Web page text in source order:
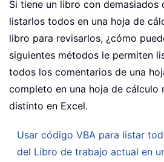
Si tiene un libro con demasiados
listarlos todos en una hoja de
libro para revisarlos, ¿cómo
siguientes métodos le permiten
todos los comentarios de una
completo en una hoja de cálculo
distinto en Excel.
Usar código VBA para listar
del Libro de trabajo actual en